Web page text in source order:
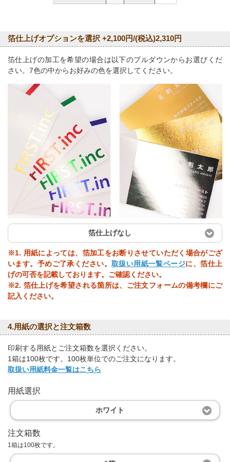
箔仕上げオプションを選択 +2,100円/(税込)2,310円
箔仕上げの加工を希望の場合は以下のプルダウンからお選びくだ
さい。7色の中からお好みの色を選択してください。
箔仕上げなし
※1. 用紙によっては、箔加工をお断りさせていただく場合がござ
います。予めご了承ください。 取扱い用紙一覧ページに、箔仕上
げの可否を記載しております。ご確認ください。
※2. 箔仕上げを希望される箇所は、ご注文フォームの備考欄にご
記入ください。
4.用紙の選択と注文箱数
印刷する用紙とご注文箱数を選択ください。
1箱は100枚です。100枚単位でのご注文になります。
取扱い用紙料金一覧はこちら
用紙選択
ホワイト
注文箱数
1箱は100枚です。